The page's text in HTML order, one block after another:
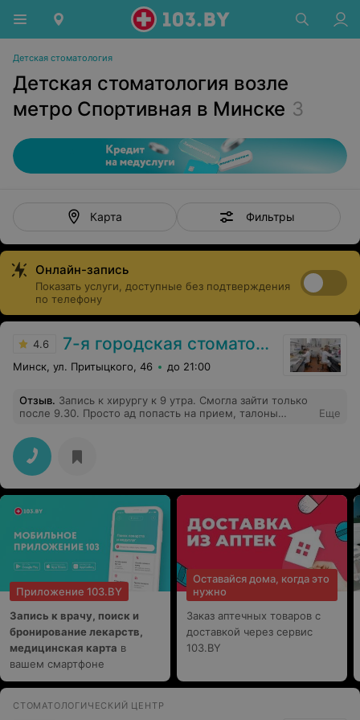
Детская стоматология
Детская стоматология возле
метро Спортивная в Минске 3
Карта Фильтры
Онлайн-запись
Показать услуги, доступные без подтверждения
по телефону
4.6 7-я городская стоматологическая поликлиника
Минск, ул. Притыцкого, 46 до 21:00
Отзыв. Запись к хирургу к 9 утра. Смогла зайти только
после 9.30. Просто ад попасть на прием, талоны
не начинаете пытаться зайти в кабинет. Даже если
начало приема пациентов в 8 утра, откуда больше
получаса задержки приема пациентов? И это не в
первый раз, если приходить в обед и позже, но
попасть нереально, время ожидания более полутра
без объяснения причины. Пыталась попасть на прием,
заходила спрашивала, всё это время общался с
медсестрой. На третий раз меня наконец запустили в
кабинет, где доктор сказал, что лечить меня не будет,
за мой случай не возьмётся. Отправил к другому врачу.
Еще
Приложение 103.BY
Запись к врачу, поиск и
бронирование лекарств,
медицинская карта в
вашем смартфоне
Оставайся дома, когда это
нужно
Заказ аптечных товаров с
доставкой через сервис
103.BY
СТОМАТОЛОГИЧЕСКИЙ ЦЕНТР